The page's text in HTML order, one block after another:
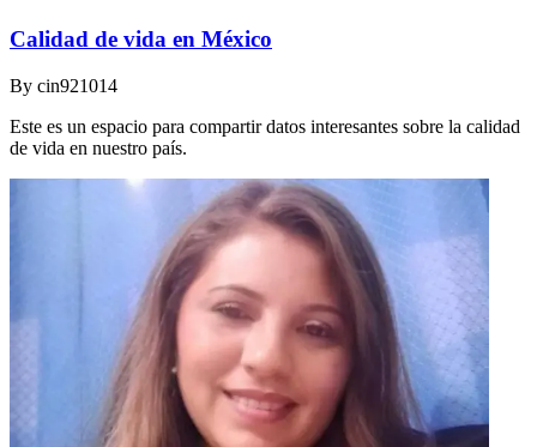
Calidad de vida en México
By cin921014
Este es un espacio para compartir datos interesantes sobre la calidad
de vida en nuestro país.